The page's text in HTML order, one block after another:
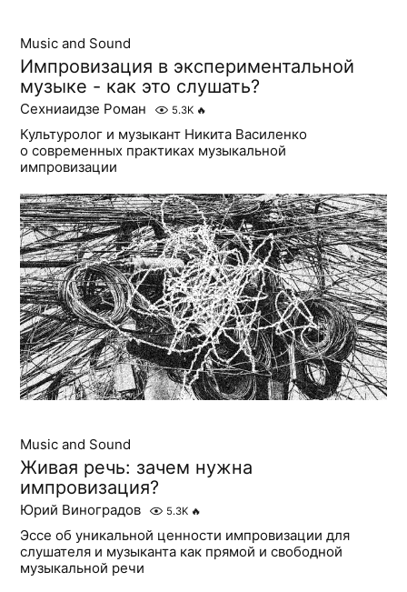
Music and Sound
Импровизация в экспериментальной
музыке - как это слушать?
Сехниаидзе Роман 5.3K 🔥
Культуролог и музыкант Никита Василенко
о современных практиках музыкальной
импровизации
Music and Sound
Живая речь: зачем нужна
импровизация?
Юрий Виноградов 5.3K 🔥
Эссе об уникальной ценности импровизации для
слушателя и музыканта как прямой и свободной
музыкальной речи